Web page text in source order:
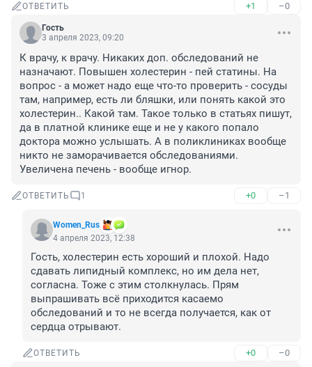
ОТВЕТИТЬ +1 –0
Гость
3 апреля 2023, 09:20
К врачу, к врачу. Никаких доп. обследований не
назначают. Повышен холестерин - пей статины. На
вопрос - а может надо еще что-то проверить - сосуды
там, например, есть ли бляшки, или понять какой это
холестерин.. Какой там. Такое только в статьях пишут,
да в платной клинике еще и не у какого попало
доктора можно услышать. А в поликлиниках вообще
никто не заморачивается обследованиями.
Увеличена печень - вообще игнор.
ОТВЕТИТЬ 1 +0 –1
Women_Rus
4 апреля 2023, 12:38
Гость, холестерин есть хороший и плохой. Надо
сдавать липидный комплекс, но им дела нет,
согласна. Тоже с этим столкнулась. Прям
выпрашивать всё приходится касаемо
обследований и то не всегда получается, как от
сердца отрывают.
ОТВЕТИТЬ +0 –0